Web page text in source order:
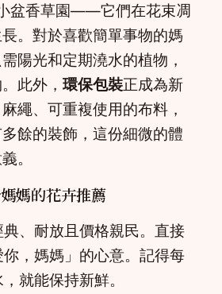
盆香草園——它們在花束凋
。對於喜歡簡單事物的媽
陽光和定期澆水的植物，
此外， 環保包裝正成為新
繩、可重複使用的布料，
餘的裝飾，這份細微的體
。
媽的花卉推薦
典、耐放且價格親民。直接
，媽媽」的心意。記得每
就能保持新鮮。